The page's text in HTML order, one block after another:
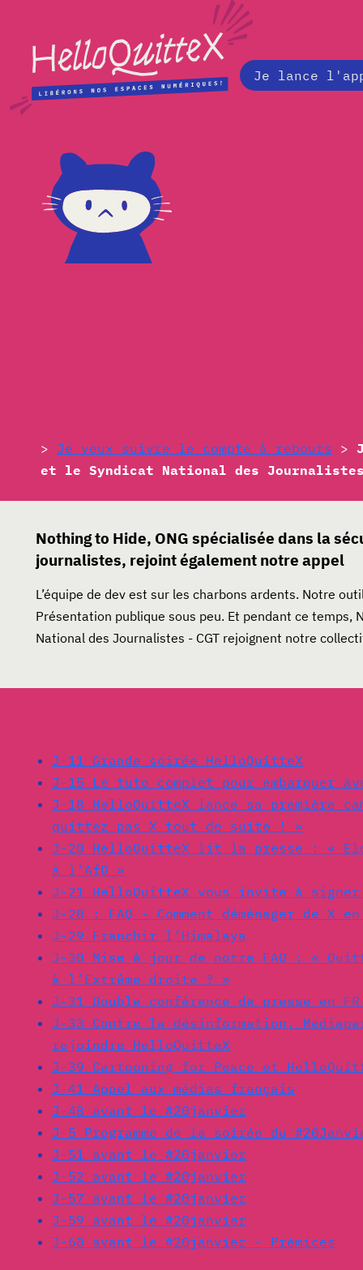
Je lance
> Je veux suivre le compte à rebours >
et le Syndicat National des Journalistes
Nothing to Hide, ONG spécialisée dans la
journalistes, rejoint également notre appel
L’équipe de dev est sur les charbons ardents. Notre
Présentation publique sous peu. Et pendant ce temps,
National des Journalistes - CGT rejoignent notre
J-11 Grande soirée HelloQuitteX
J-15 Le tuto complet pour embarquer
J-18 HelloQuitteX lance sa première
quittez pas X tout de suite ! »
J-20 HelloQuitteX lit la presse : «
à l’AfD »
J-21 HelloQuitteX vous invite à
J-28 : FAQ - Comment déménager de X
J-29 Franchir l’Himalaya
J-30 Mise à jour de notre FAQ : «
à l’Extrême droite ? »
J-31 Double conférence de presse en FR
J-33 Contre la désinformation,
rejoindre HelloQuitteX
J-39 Cartooning for Peace et
J-41 Appel aux médias français
J-48 avant le #20janvier
J-5 Programme de la soirée du
J-51 avant le #20janvier
J-52 avant le #20janvier
J-57 avant le #20janvier
J-59 avant le #20janvier
J-60 avant le #20janvier - Prémices